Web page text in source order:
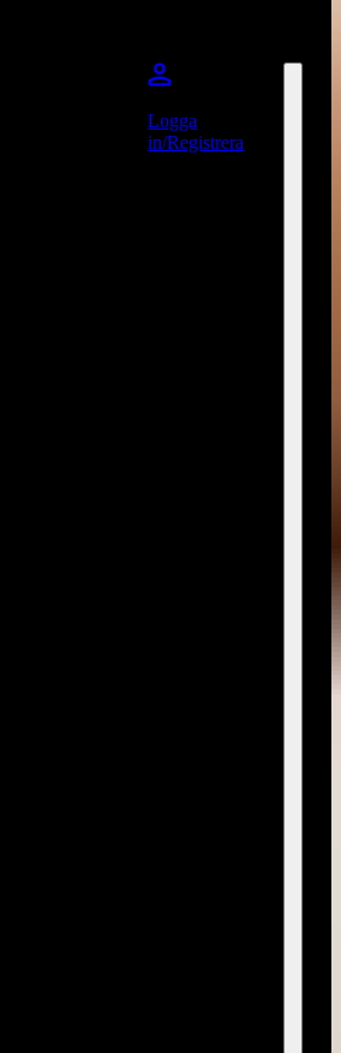
Logga
in/Registrera